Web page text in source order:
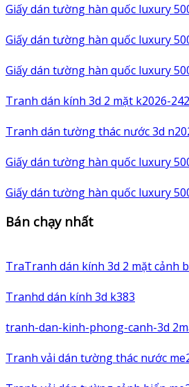
Giấy dán tường hàn quốc luxury
Giấy dán tường hàn quốc luxury
Giấy dán tường hàn quốc luxury
Tranh dán kính 3d 2 mặt k2026-242
Tranh dán tường thác nước 3d
Giấy dán tường hàn quốc luxury
Giấy dán tường hàn quốc luxury
Bán chạy nhất
TraTranh dán kính 3d 2 mặt cảnh
Tranhd dán kính 3d k383
tranh-dan-kinh-phong-canh-3d
Tranh vải dán tường thác nước